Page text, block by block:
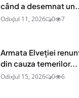
când a desemnat un...
OdixJul 11, 2026 0 7
Armata Elveției
din cauza temerilor...
OdixJul 15, 2026 0 6